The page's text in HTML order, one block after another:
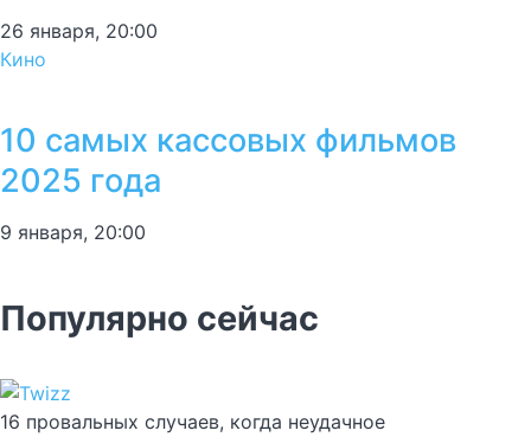
26 января, 20:00
Кино
10 самых кассовых фильмов
2025 года
9 января, 20:00
Популярно сейчас
16 провальных случаев, когда неудачное